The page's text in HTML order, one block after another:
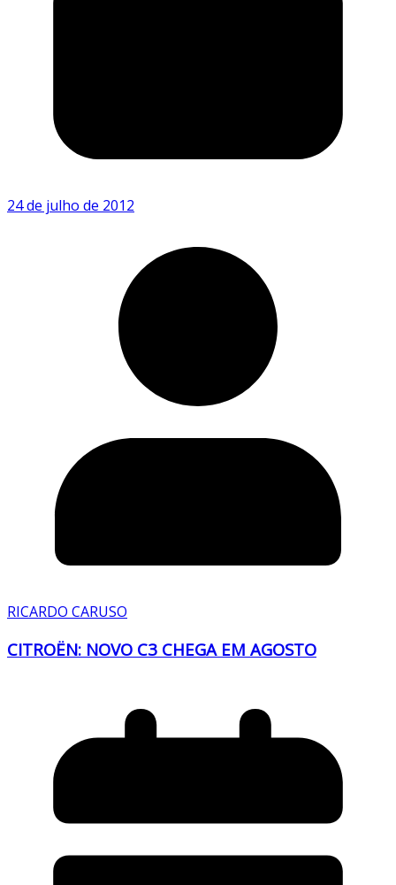
24 de julho de 2012
RICARDO CARUSO
CITROËN: NOVO C3 CHEGA EM AGOSTO